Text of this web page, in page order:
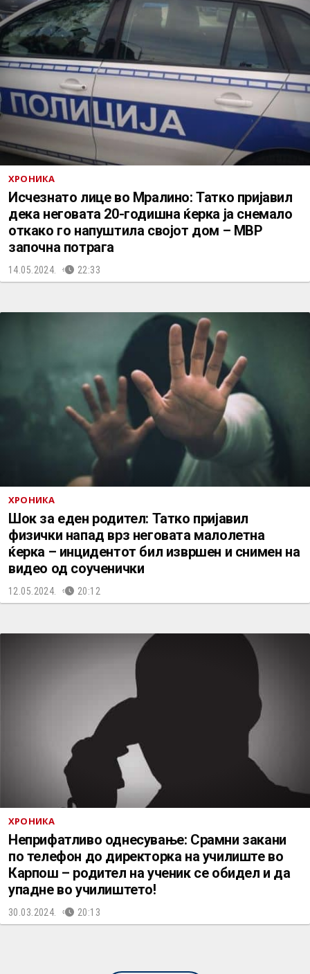
ХРОНИКА
Исчезнато лице во Мралино: Татко пријавил
дека неговата 20-годишна ќерка ја снемало
откако го напуштила својот дом – МВР
започна потрага
14.05.2024. 22:33
ХРОНИКА
Шок за еден родител: Татко пријавил
физички напад врз неговата малолетна
ќерка – инцидентот бил извршен и снимен на
видео од соученички
12.05.2024. 20:12
ХРОНИКА
Неприфатливо однесување: Срамни закани
по телефон до директорка на училиште во
Карпош – родител на ученик се обидел и да
упадне во училиштето!
30.03.2024. 20:13